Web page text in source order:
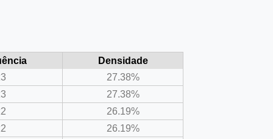
Densidade
27.38%
27.38%
26.19%
26.19%